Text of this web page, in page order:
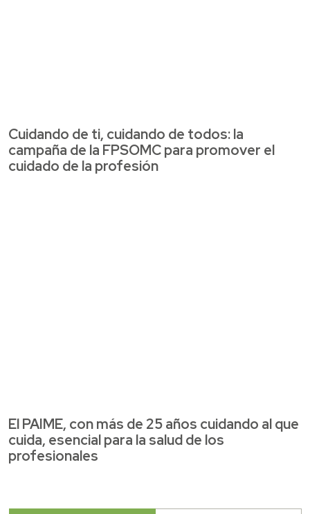
Cuidando de ti, cuidando de todos: la
campaña de la FPSOMC para promover el
cuidado de la profesión
El PAIME, con más de 25 años cuidando al que
cuida, esencial para la salud de los
profesionales